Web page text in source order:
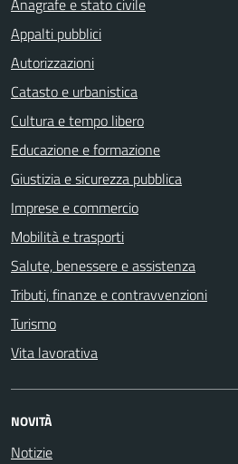
Anagrafe e stato civile
Appalti pubblici
Autorizzazioni
Catasto e urbanistica
Cultura e tempo libero
Educazione e formazione
Giustizia e sicurezza pubblica
Imprese e commercio
Mobilità e trasporti
Salute, benessere e assistenza
Tributi, finanze e contravvenzioni
Turismo
Vita lavorativa
NOVITÀ
Notizie